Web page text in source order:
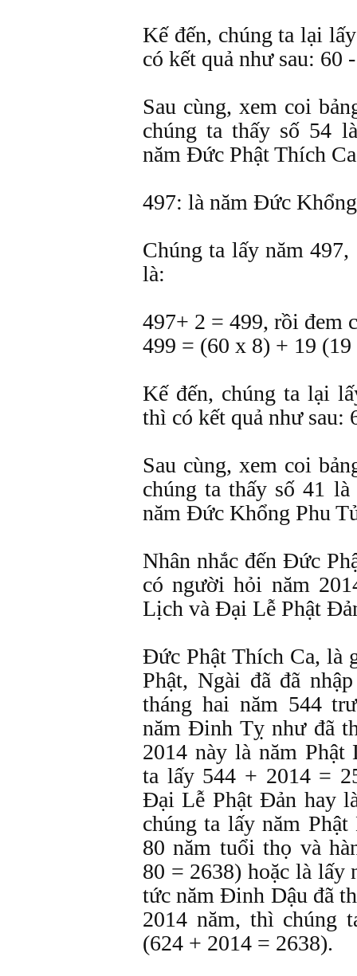
Kế đến, chúng ta lại
có kết quả như sau: 60
Sau cùng, xem coi
chúng ta thấy số 54
năm Ðức Phật Thích
497: là năm Ðức
Chúng ta lấy năm
là:
497+ 2 = 499, rồi đem
499 = (60 x 8) + 19
Kế đến, chúng ta lại
thì có kết quả như sau:
Sau cùng, xem coi
chúng ta thấy số 41
năm Ðức Khổng Phu
Nhân nhắc đến Ðức
có người hỏi năm
Lịch và Ðại Lễ Phật
Ðức Phật Thích Ca, là
Phật, Ngài đã đã
tháng hai năm 544
năm Ðinh Tỵ như đã
2014 này là năm
ta lấy 544 + 2014 =
Ðại Lễ Phật Ðản hay
chúng ta lấy năm
80 năm tuổi thọ và
80 = 2638) hoặc là lấy
tức năm Ðinh Dậu đã
2014 năm, thì chúng
(624 + 2014 = 2638).